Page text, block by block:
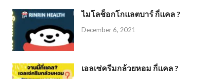
ไมโลช็อกโกแลตบาร์ กี่แคล ?
December 6, 2021
เอลเซ่ครีมกล้วยหอม กี่แคล ?